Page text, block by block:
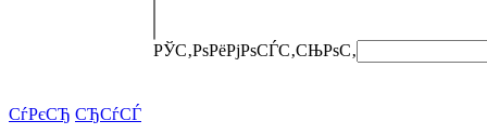
РЎС‚РѕРёРјРѕСЃС‚СЊРѕС‚
СѓРєСЂ СЂСѓСЃ